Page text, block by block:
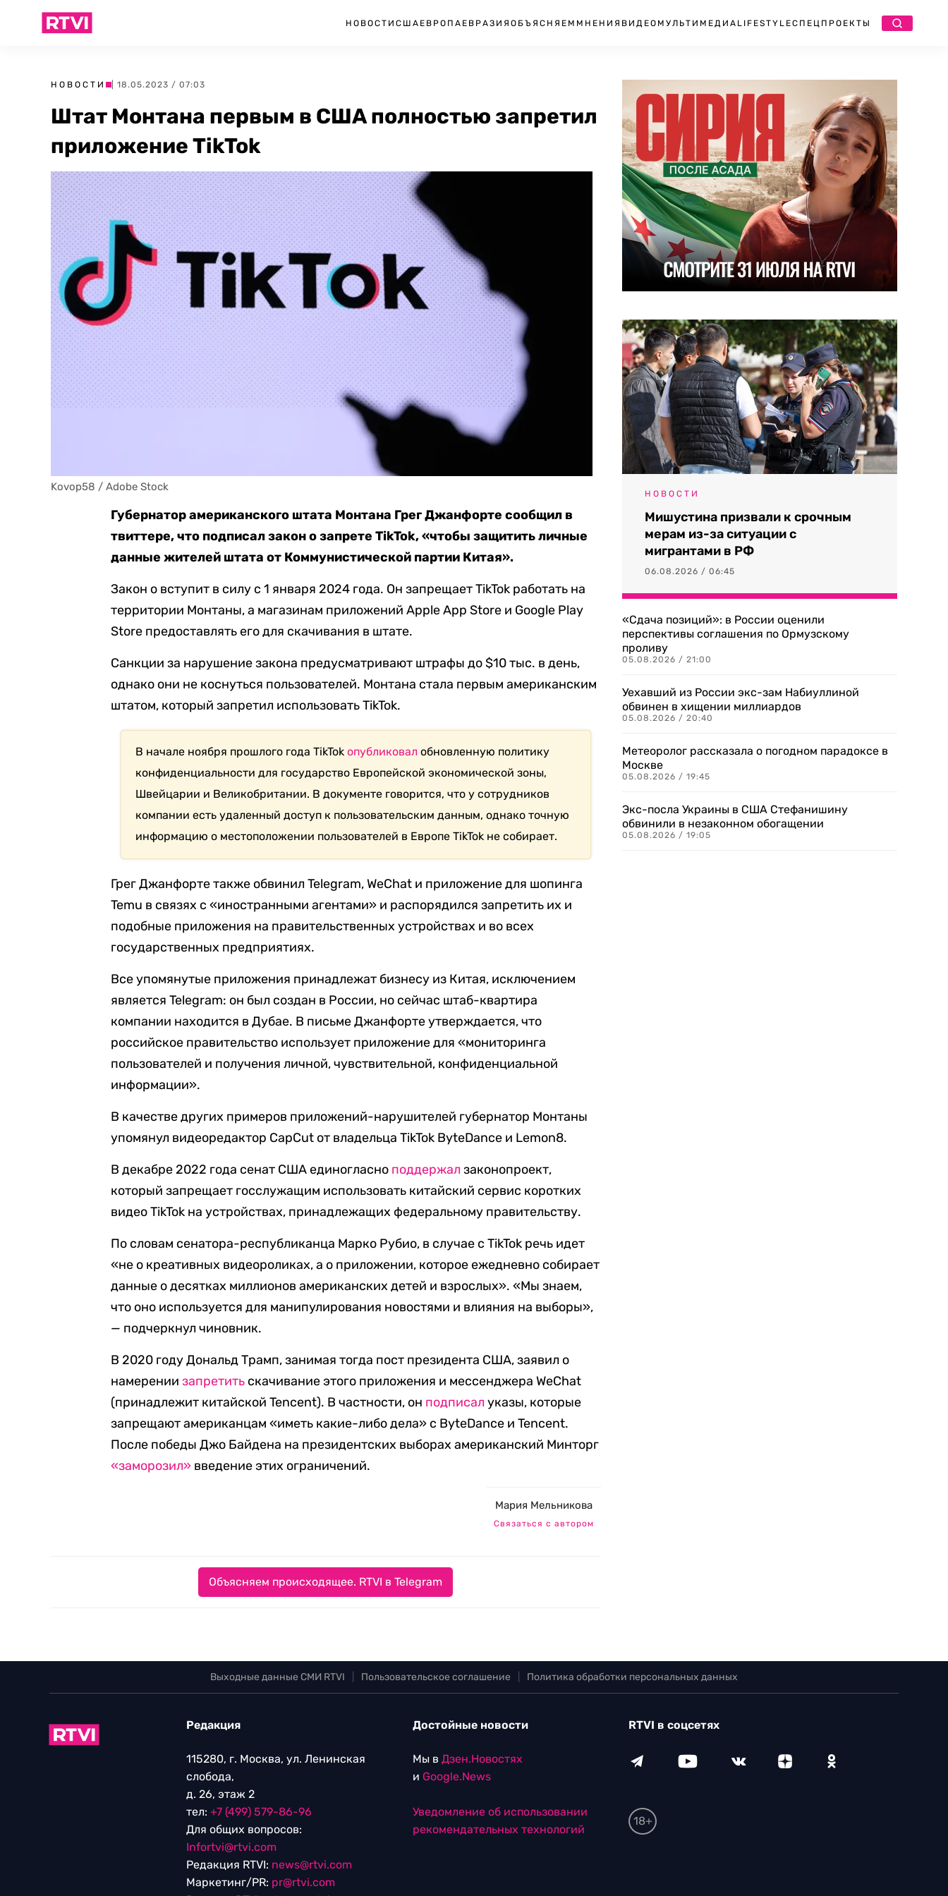
НОВОСТИ США ЕВРОПА ЕВРАЗИЯ ОБЪЯСНЯЕМ МНЕНИЯ ВИДЕО МУЛЬТИМЕДИА LIFESTYLEСПЕЦПРОЕКТЫ
НОВОСТИ | 18.05.2023 / 07:03
Штат Монтана первым в США полностью запретил
приложение TikTok
Kovop58 / Adobe Stock
Губернатор американского штата Монтана Грег Джанфорте сообщил в
твиттере, что подписал закон о запрете TikTok, «чтобы защитить личные
данные жителей штата от Коммунистической партии Китая».
Закон о вступит в силу с 1 января 2024 года. Он запрещает TikTok работать на
территории Монтаны, а магазинам приложений Apple App Store и Google Play
Store предоставлять его для скачивания в штате.
Санкции за нарушение закона предусматривают штрафы до $10 тыс. в день,
однако они не коснуться пользователей. Монтана стала первым американским
штатом, который запретил использовать TikTok.
В начале ноября прошлого года TikTokопубликовал обновленную политику
конфиденциальности для государство Европейской экономической зоны,
Швейцарии и Великобритании. В документе говорится, что у сотрудников
компании есть удаленный доступ к пользовательским данным, однако точную
информацию о местоположении пользователей в Европе TikTok не собирает.
Грег Джанфорте также обвинил Telegram, WeChat и приложение для шопинга
Temu в связях с «иностранными агентами» и распорядился запретить их и
подобные приложения на правительственных устройствах и во всех
государственных предприятиях.
Все упомянутые приложения принадлежат бизнесу из Китая, исключением
является Telegram: он был создан в России, но сейчас штаб-квартира
компании находится в Дубае. В письме Джанфорте утверждается, что
российское правительство использует приложение для «мониторинга
пользователей и получения личной, чувствительной, конфиденциальной
информации».
В качестве других примеров приложений-нарушителей губернатор Монтаны
упомянул видеоредактор CapCut от владельца TikTok ByteDance и Lemon8.
В декабре 2022 года сенат США единогласно поддержал законопроект,
который запрещает госслужащим использовать китайский сервис коротких
видео TikTok на устройствах, принадлежащих федеральному правительству.
По словам сенатора-республиканца Марко Рубио, в случае с TikTok речь идет
«не о креативных видеороликах, а о приложении, которое ежедневно собирает
данные о десятках миллионов американских детей и взрослых». «Мы знаем,
что оно используется для манипулирования новостями и влияния на выборы»,
— подчеркнул чиновник.
В 2020 году Дональд Трамп, занимая тогда пост президента США, заявил о
намерениизапретить скачивание этого приложения и мессенджера WeChat
(принадлежит китайской Tencent). В частности, он подписал указы, которые
запрещают американцам «иметь какие-либо дела» с ByteDance и Tencent.
После победы Джо Байдена на президентских выборах американский Минторг
«заморозил» введение этих ограничений.
Мария Мельникова
Связаться с автором
Объясняем происходящее. RTVI в Telegram
НОВОСТИ
Мишустина призвали к срочным
мерам из-за ситуации с
мигрантами в РФ
06.08.2026 / 06:45
«Сдача позиций»: в России оценили
перспективы соглашения по Ормузскому
проливу
05.08.2026 / 21:00
Уехавший из России экс-зам Набиуллиной
обвинен в хищении миллиардов
05.08.2026 / 20:40
Метеоролог рассказала о погодном парадоксе в
Москве
05.08.2026 / 19:45
Экс-посла Украины в США Стефанишину
обвинили в незаконном обогащении
05.08.2026 / 19:05
Выходные данные СМИ RTVI Пользовательское соглашение Политика обработки персональных данных
Редакция
115280, г. Москва, ул. Ленинская
слобода,
д. 26, этаж 2
тел: +7 (499) 579-86-96
Для общих вопросов:
Infortvi@rtvi.com
Редакция RTVI: news@rtvi.com
Маркетинг/PR: pr@rtvi.com
Достойные новости
Мы в Дзен.Новостях
и Google.News
Уведомление об использовании
рекомендательных технологий
RTVI в соцсетях
18+